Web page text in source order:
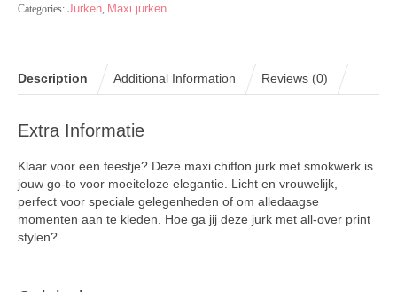
Categories: Jurken, Maxi jurken.
Description Additional Information Reviews (0)
Extra Informatie
Klaar voor een feestje? Deze maxi chiffon jurk met smokwerk is
jouw go-to voor moeiteloze elegantie. Licht en vrouwelijk,
perfect voor speciale gelegenheden of om alledaagse
momenten aan te kleden. Hoe ga jij deze jurk met all-over print
stylen?